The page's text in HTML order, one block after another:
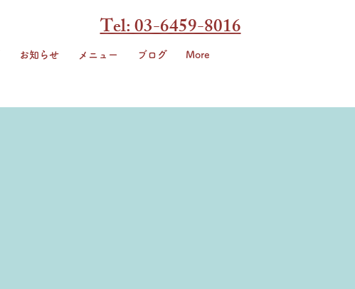
Tel: 03-6459-8016
お知らせ メニュー ブログ More